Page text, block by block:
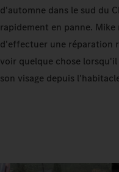
d'automne dans le sud du
rapidement en panne.
d'effectuer une réparation
voir quelque chose
son visage depuis